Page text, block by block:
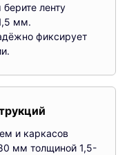
ленту
мм.
фиксирует
и каркасов
мм толщиной 1,5-